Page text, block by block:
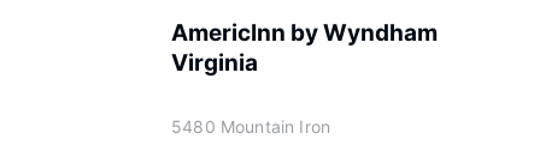
AmericInn by Wyndham
Virginia
5480 Mountain Iron